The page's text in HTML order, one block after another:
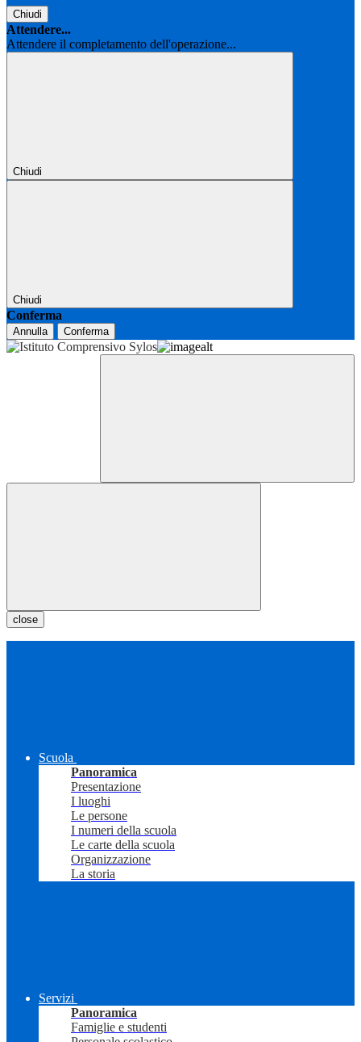
Chiudi
Attendere...
Attendere il completamento dell'operazione...
Chiudi
Chiudi
Conferma
Annulla Conferma
close
Scuola
Panoramica
Presentazione
I luoghi
Le persone
I numeri della scuola
Le carte della scuola
Organizzazione
La storia
Servizi
Panoramica
Famiglie e studenti